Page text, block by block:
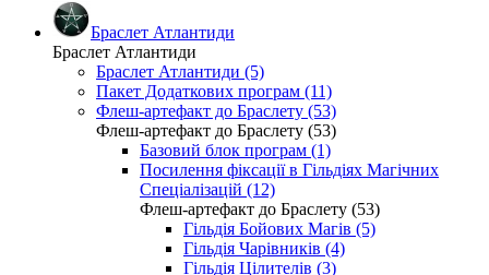
Браслет Атлантиди
Браслет Атлантиди
Браслет Атлантиди (5)
Пакет Додаткових програм (11)
Флеш-артефакт до Браслету (53)
Флеш-артефакт до Браслету (53)
Базовий блок програм (1)
Посилення фіксації в Гільдіях Магічних
Спеціалізацій (12)
Флеш-артефакт до Браслету (53)
Гільдія Бойових Магів (5)
Гільдія Чарівників (4)
Гільдія Цілителів (3)